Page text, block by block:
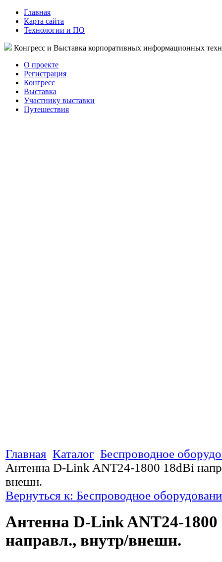
Главная
Карта сайта
Технологии и ПО
Конгресс и Выставка корпоративных информационных
О проекте
Регистрация
Конгресс
Выставка
Участнику выставки
Путешествия
Главная Каталог Беспроводное
Антенна D-Link ANT24-1800 18dBi
внешн.
Вернуться к: Беспроводное
Антенна D-Link ANT24-1800
направл., внутр/внешн.